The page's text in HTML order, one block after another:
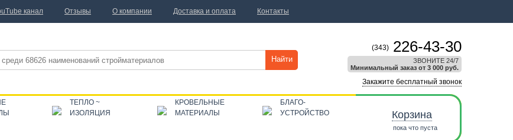
Найти
(343) 226-43-30
ЗВОНИТЕ 24/7
Минимальный заказ от 3 000 руб.
Закажите бесплатный звонок
ТЕПЛО ~
ИЗОЛЯЦИЯ
КРОВЕЛЬНЫЕ
МАТЕРИАЛЫ
БЛАГО-
УСТРОЙСТВО
Корзина
пока что пуста
канал Отзывы О компании Доставка и оплата Контакты